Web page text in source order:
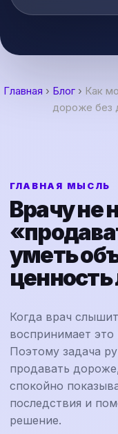
Главная › Блог › Как
дороже без
ГЛАВНАЯ МЫСЛЬ
Врачу не
уметь
Когда врач
воспринимает это
Поэтому задача
продавать
спокойно
последствия и
решение.